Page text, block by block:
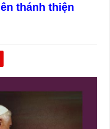
thánh thiện